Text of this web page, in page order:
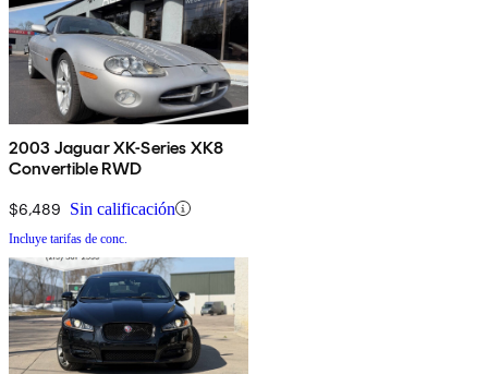
2003 Jaguar XK-Series XK8
Convertible RWD
$6,489 Sin calificación
Incluye tarifas de conc.